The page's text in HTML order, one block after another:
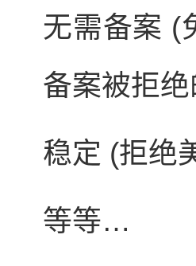
无需备案 (
备案被拒
稳定 (拒绝
等等…